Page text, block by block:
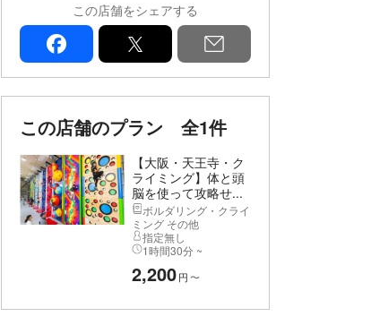
この店舗をシェアする
facebook
この店舗のプラン 全1件
【大阪・天王寺・ク
ライミング】体と頭
脳を使って攻略せ...
ボルダリング・クライ
ミング その他
指定無し
1時間30分 ~
2,200円 〜